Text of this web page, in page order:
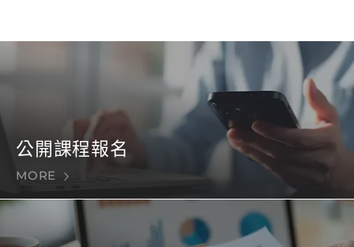
公開課程報名
MORE